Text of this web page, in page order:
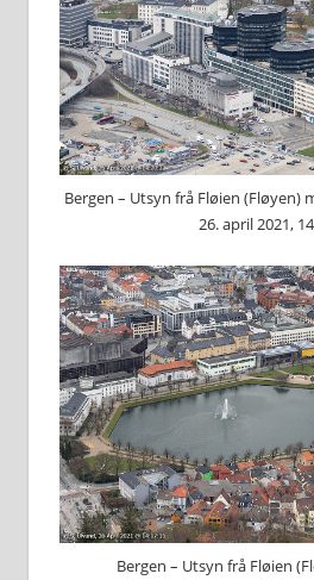
Bergen – Utsyn frå Fløien (Fløyen)
26. april 2021,
Bergen – Utsyn frå Fløien